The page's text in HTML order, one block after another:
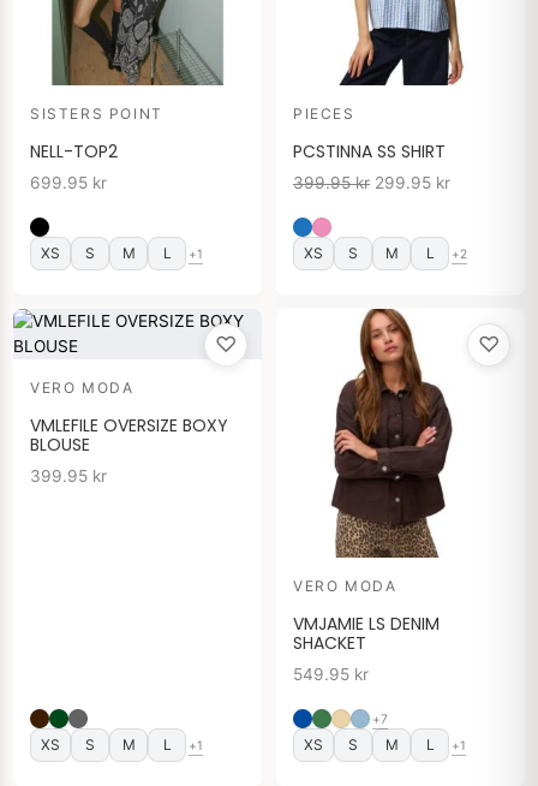
SISTERS POINT
NELL-TOP2
699.95 kr
XS S M L +1
PIECES
PCSTINNA SS SHIRT
399.95kr 299.95 kr
XS S M L +2
♡
VERO MODA
VMLEFILE OVERSIZE BOXY
BLOUSE
399.95 kr
XS S M L +1
♡
VERO MODA
VMJAMIE LS DENIM
SHACKET
549.95 kr
+7
XS S M L +1